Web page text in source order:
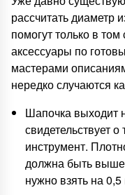
рассчитать диаметр
помогут только в
аксессуары по
мастерами
нередко случаются
Шапочка выходит
свидетельствует
инструмент.
должна быть
нужно взять на